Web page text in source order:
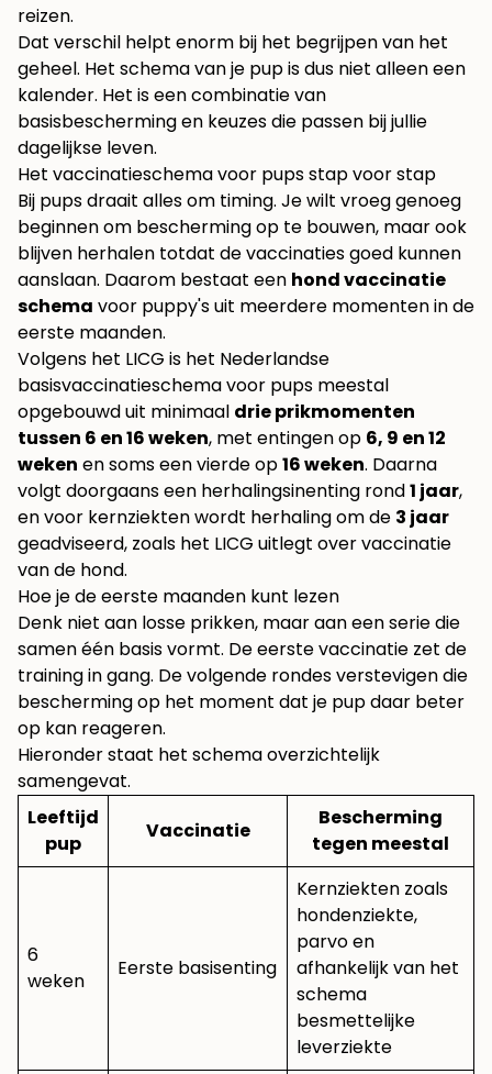
reizen.
Dat verschil helpt enorm bij het begrijpen van het
geheel. Het schema van je pup is dus niet alleen een
kalender. Het is een combinatie van
basisbescherming en keuzes die passen bij jullie
dagelijkse leven.
Het vaccinatieschema voor pups stap voor stap
Bij pups draait alles om timing. Je wilt vroeg genoeg
beginnen om bescherming op te bouwen, maar ook
blijven herhalen totdat de vaccinaties goed kunnen
aanslaan. Daarom bestaat een hond vaccinatie
schema voor puppy's uit meerdere momenten in de
eerste maanden.
Volgens het LICG is het Nederlandse
basisvaccinatieschema voor pups meestal
opgebouwd uit minimaal drie prikmomenten
tussen 6 en 16 weken, met entingen op 6, 9 en 12
weken en soms een vierde op16 weken. Daarna
volgt doorgaans een herhalingsinenting rond1 jaar,
en voor kernziekten wordt herhaling om de 3 jaar
geadviseerd, zoals het LICG uitlegt over vaccinatie
van de hond.
Hoe je de eerste maanden kunt lezen
Denk niet aan losse prikken, maar aan een serie die
samen één basis vormt. De eerste vaccinatie zet de
training in gang. De volgende rondes verstevigen die
bescherming op het moment dat je pup daar beter
op kan reageren.
Hieronder staat het schema overzichtelijk
samengevat.
Leeftijd
pup
Vaccinatie
Bescherming
tegen meestal
6
weken
Eerste basisenting
Kernziekten zoals
hondenziekte,
parvo en
afhankelijk van het
schema
besmettelijke
leverziekte